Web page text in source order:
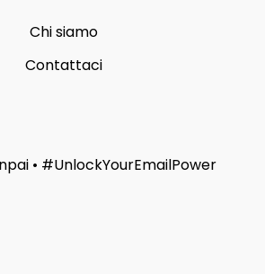
Chi siamo
Contattaci
• #UnlockYourEmailPower